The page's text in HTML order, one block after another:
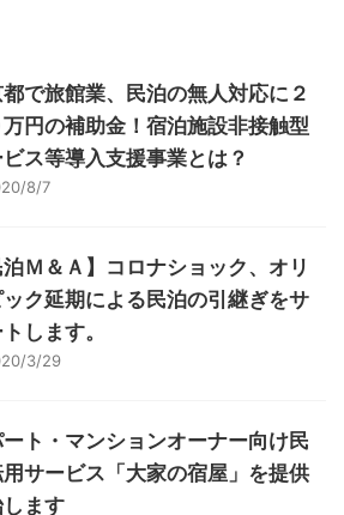
で旅館業、民泊の無人対応に２
万円の補助金！宿泊施設非接触型
ス等導入支援事業とは？
8/7
泊Ｍ＆Ａ】コロナショック、オリ
ック延期による民泊の引継ぎをサ
します。
3/29
ト・マンションオーナー向け民
サービス「大家の宿屋」を提供
します